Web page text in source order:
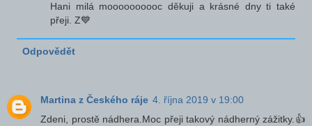
Hani milá moooooooooc děkuji a krásné dny ti také
přeji. Z💙
Odpovědět
Martina z Českého ráje 4. října 2019 v 19:00
Zdeni, prostě nádhera.Moc přeji takový nádherný zážitky.👍